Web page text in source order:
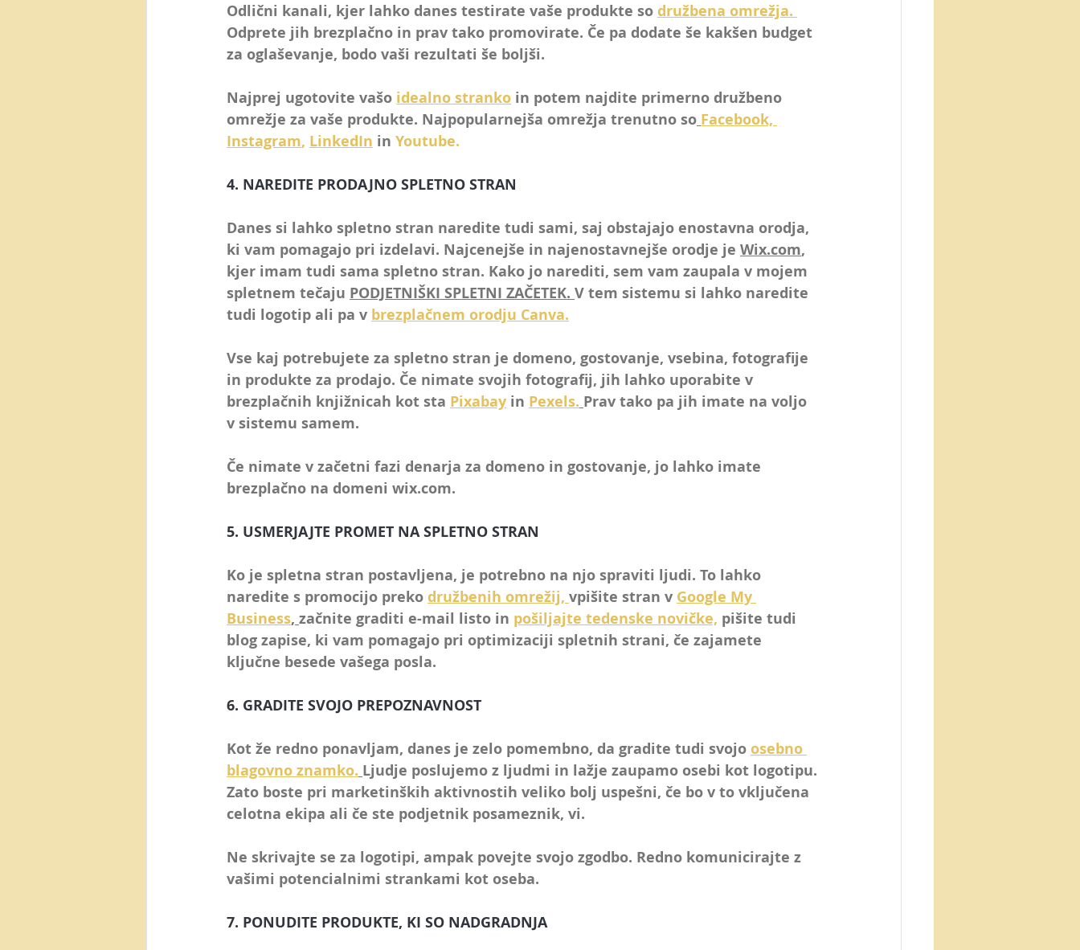
Odlični kanali, kjer lahko danes testirate vaše produkte so družbena omrežja.
Odprete jih brezplačno in prav tako promovirate. Če pa dodate še kakšen budget
za oglaševanje, bodo vaši rezultati še boljši.
Najprej ugotovite vašo idealno stranko in potem najdite primerno družbeno
omrežje za vaše produkte. Najpopularnejša omrežja trenutno so Facebook,
Instagram, LinkedIn in Youtube.
4. NAREDITE PRODAJNO SPLETNO STRAN
Danes si lahko spletno stran naredite tudi sami, saj obstajajo enostavna orodja,
ki vam pomagajo pri izdelavi. Najcenejše in najenostavnejše orodje je Wix.com,
kjer imam tudi sama spletno stran. Kako jo narediti, sem vam zaupala v mojem
spletnem tečaju PODJETNIŠKI SPLETNI ZAČETEK. V tem sistemu si lahko naredite
tudi logotip ali pa v brezplačnem orodju Canva.
Vse kaj potrebujete za spletno stran je domeno, gostovanje, vsebina, fotografije
in produkte za prodajo. Če nimate svojih fotografij, jih lahko uporabite v
brezplačnih knjižnicah kot sta Pixabay in Pexels. Prav tako pa jih imate na voljo
v sistemu samem.
Če nimate v začetni fazi denarja za domeno in gostovanje, jo lahko imate
brezplačno na domeni wix.com.
5. USMERJAJTE PROMET NA SPLETNO STRAN
Ko je spletna stran postavljena, je potrebno na njo spraviti ljudi. To lahko
naredite s promocijo preko družbenih omrežij, vpišite stran v Google My
Business, začnite graditi e-mail listo in pošiljajte tedenske novičke, pišite tudi
blog zapise, ki vam pomagajo pri optimizaciji spletnih strani, če zajamete
ključne besede vašega posla.
6. GRADITE SVOJO PREPOZNAVNOST
Kot že redno ponavljam, danes je zelo pomembno, da gradite tudi svojo osebno
blagovno znamko. Ljudje poslujemo z ljudmi in lažje zaupamo osebi kot logotipu.
Zato boste pri marketinških aktivnostih veliko bolj uspešni, če bo v to vključena
celotna ekipa ali če ste podjetnik posameznik, vi.
Ne skrivajte se za logotipi, ampak povejte svojo zgodbo. Redno komunicirajte z
vašimi potencialnimi strankami kot oseba.
7. PONUDITE PRODUKTE, KI SO NADGRADNJA